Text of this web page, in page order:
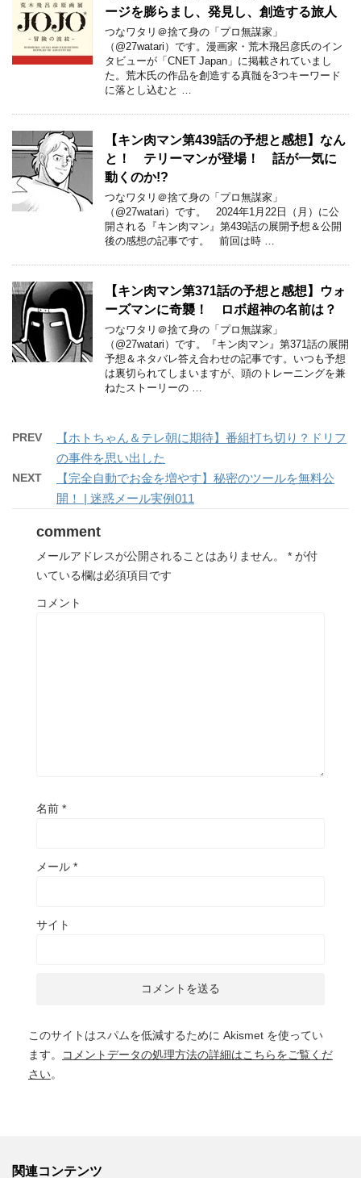
ージを膨らまし、発見し、創造する旅人
つなワタリ＠捨て身の「プロ無謀家」
（@27watari）です。漫画家・荒木飛呂彦氏のイン
タビューが「CNET Japan」に掲載されていまし
た。荒木氏の作品を創造する真髄を3つキーワード
に落とし込むと …
【キン肉マン第439話の予想と感想】なん
と！ テリーマンが登場！ 話が一気に
動くのか!?
つなワタリ＠捨て身の「プロ無謀家」
（@27watari）です。 2024年1月22日（月）に公
開される『キン肉マン』第439話の展開予想＆公開
後の感想の記事です。 前回は時 …
【キン肉マン第371話の予想と感想】ウォ
ーズマンに奇襲！ ロボ超神の名前は？
つなワタリ＠捨て身の「プロ無謀家」
（@27watari）です。『キン肉マン』第371話の展開
予想＆ネタバレ答え合わせの記事です。いつも予想
は裏切られてしまいますが、頭のトレーニングを兼
ねたストーリーの …
PREV
【ホトちゃん＆テレ朝に期待】番組打ち切り？ドリフ
の事件を思い出した
NEXT
【完全自動でお金を増やす】秘密のツールを無料公
開！ | 迷惑メール実例011
comment
メールアドレスが公開されることはありません。 * が付
いている欄は必須項目です
コメント
名前 *
メール *
サイト
このサイトはスパムを低減するために Akismet を使ってい
ます。
コメントデータの処理方法の詳細はこちらをご覧くだ
さい。
関連コンテンツ